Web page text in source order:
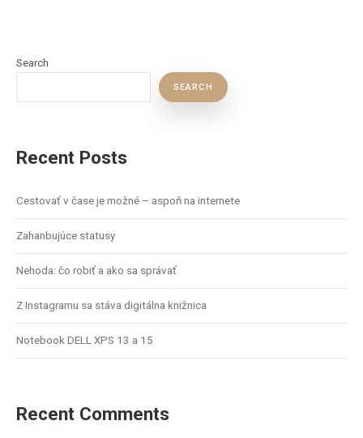
Search
SEARCH
Recent Posts
Cestovať v čase je možné – aspoň na internete
Zahanbujúce statusy
Nehoda: čo robiť a ako sa správať
Z Instagramu sa stáva digitálna knižnica
Notebook DELL XPS 13 a 15
Recent Comments